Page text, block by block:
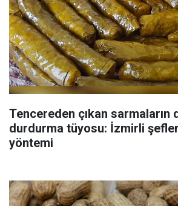
Tencereden çıkan sarmaların
durdurma tüyosu: İzmirli
yöntemi